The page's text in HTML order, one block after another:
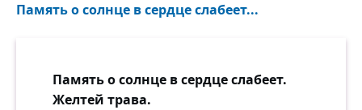
Память о солнце в сердце слабеет...
Память о солнце в сердце слабеет.
Желтей трава.